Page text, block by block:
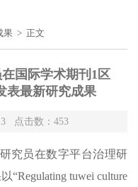
果 > 正文
国际学术期刊1区
表最新研究成果
点击数： 453
究员在数字平台治理研
“Regulating tuwei culture